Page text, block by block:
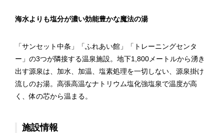
海水よりも塩分が濃い効能豊かな魔法の湯
「サンセット中条」「ふれあい館」「トレーニングセンタ
ー」の3つが隣接する温泉施設。地下1,800メートルから湧き
出す源泉は、加水、加温、塩素処理を一切しない、源泉掛け
流しのお湯。高張高温なナトリウム塩化強塩泉で温度が高
く、体の芯から温まる。
施設情報